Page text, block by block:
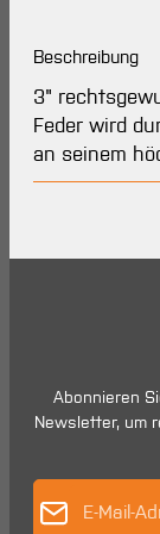
Beschreibung
3"
Feder wird
an seinem
Abonnieren
Newsletter, um